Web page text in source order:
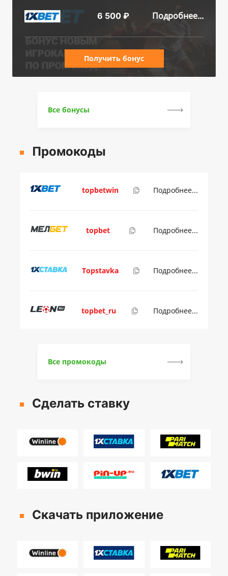
6 500 ₽ Подробнее...
Получить бонус
Все бонусы
Промокоды
topbetwin Подробнее...
topbet Подробнее...
Topstavka Подробнее...
topbet_ru Подробнее...
Все промокоды
Сделать ставку
Скачать приложение